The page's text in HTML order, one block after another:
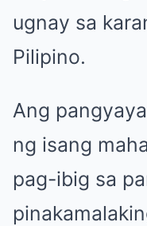
ugnay sa
Pilipino.
Ang
ng isang
pag-ibig sa